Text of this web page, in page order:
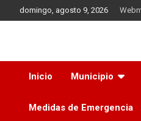
to
domingo, agosto 9, 2026
Municipio
Inicio Municipio
Medidas de Emergencia